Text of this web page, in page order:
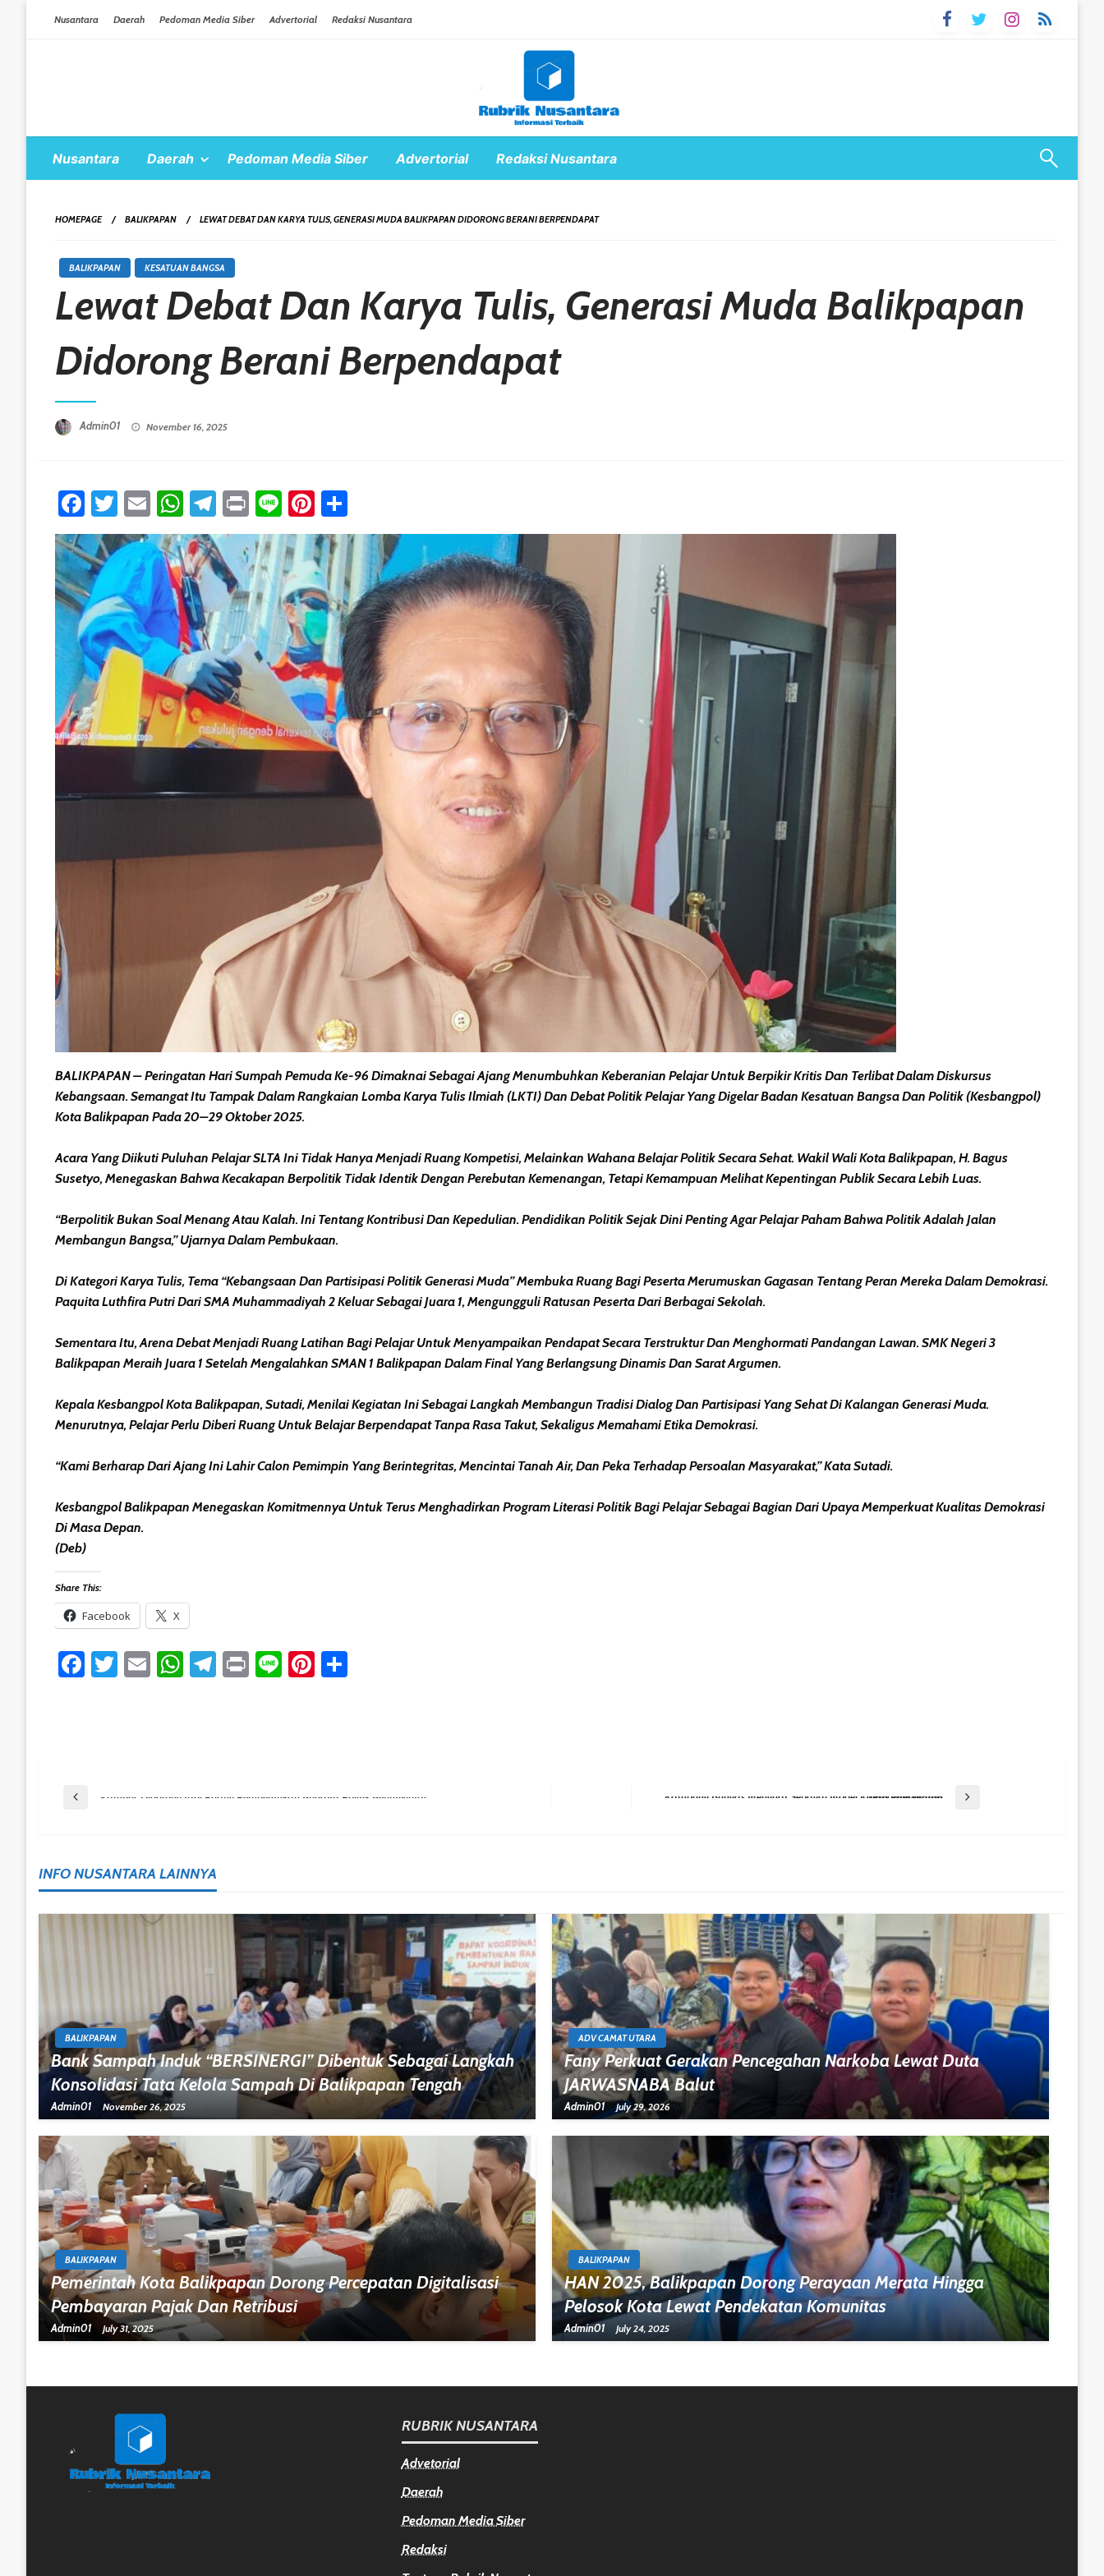
Nusantara Daerah Pedoman Media Siber Advertorial Redaksi Nusantara
Nusantara Daerah Pedoman Media Siber Advertorial Redaksi Nusantara
HOMEPAGE BALIKPAPAN LEWAT DEBAT DAN KARYA TULIS, GENERASI MUDA BALIKPAPAN DIDORONG BERANI BERPENDAPAT
BALIKPAPAN KESATUAN BANGSA
Lewat Debat Dan Karya Tulis, Generasi Muda Balikpapan
Didorong Berani Berpendapat
Admin01 November 16, 2025
Facebook
Twitter
EmailWhatsApp
Telegram
PrintLinePinterest
BALIKPAPAN – Peringatan Hari Sumpah Pemuda Ke-96 Dimaknai Sebagai Ajang Menumbuhkan Keberanian Pelajar Untuk Berpikir Kritis Dan Terlibat Dalam Diskursus
Kebangsaan. Semangat Itu Tampak Dalam Rangkaian Lomba Karya Tulis Ilmiah (LKTI) Dan Debat Politik Pelajar Yang Digelar Badan Kesatuan Bangsa Dan Politik (Kesbangpol)
Kota Balikpapan Pada 20–29 Oktober 2025.
Acara Yang Diikuti Puluhan Pelajar SLTA Ini Tidak Hanya Menjadi Ruang Kompetisi, Melainkan Wahana Belajar Politik Secara Sehat. Wakil Wali Kota Balikpapan, H. Bagus
Susetyo, Menegaskan Bahwa Kecakapan Berpolitik Tidak Identik Dengan Perebutan Kemenangan, Tetapi Kemampuan Melihat Kepentingan Publik Secara Lebih Luas.
“Berpolitik Bukan Soal Menang Atau Kalah. Ini Tentang Kontribusi Dan Kepedulian. Pendidikan Politik Sejak Dini Penting Agar Pelajar Paham Bahwa Politik Adalah Jalan
Membangun Bangsa,” Ujarnya Dalam Pembukaan.
Di Kategori Karya Tulis, Tema “Kebangsaan Dan Partisipasi Politik Generasi Muda” Membuka Ruang Bagi Peserta Merumuskan Gagasan Tentang Peran Mereka Dalam Demokrasi.
Paquita Luthfira Putri Dari SMA Muhammadiyah 2 Keluar Sebagai Juara 1, Mengungguli Ratusan Peserta Dari Berbagai Sekolah.
Sementara Itu, Arena Debat Menjadi Ruang Latihan Bagi Pelajar Untuk Menyampaikan Pendapat Secara Terstruktur Dan Menghormati Pandangan Lawan. SMK Negeri 3
Balikpapan Meraih Juara 1 Setelah Mengalahkan SMAN 1 Balikpapan Dalam Final Yang Berlangsung Dinamis Dan Sarat Argumen.
Kepala Kesbangpol Kota Balikpapan, Sutadi, Menilai Kegiatan Ini Sebagai Langkah Membangun Tradisi Dialog Dan Partisipasi Yang Sehat Di Kalangan Generasi Muda.
Menurutnya, Pelajar Perlu Diberi Ruang Untuk Belajar Berpendapat Tanpa Rasa Takut, Sekaligus Memahami Etika Demokrasi.
“Kami Berharap Dari Ajang Ini Lahir Calon Pemimpin Yang Berintegritas, Mencintai Tanah Air, Dan Peka Terhadap Persoalan Masyarakat,” Kata Sutadi.
Kesbangpol Balikpapan Menegaskan Komitmennya Untuk Terus Menghadirkan Program Literasi Politik Bagi Pelajar Sebagai Bagian Dari Upaya Memperkuat Kualitas Demokrasi
Di Masa Depan.
(Deb)
Share This:
Facebook X
Facebook
Twitter
EmailWhatsApp
Telegram
PrintLinePinterest
Post
Previous Post Kampus Didorong Jadi Ruang Pembentukan Budaya Politik Berintegritas Next Post Kampung Bungas Menguat Sebagai Model Kolaborasi Warga Dan Pemerintah
INFO NUSANTARA LAINNYA
BALIKPAPAN
Bank Sampah Induk “BERSINERGI” Dibentuk Sebagai Langkah
Konsolidasi Tata Kelola Sampah Di Balikpapan Tengah
Admin01 November 26, 2025
ADV CAMAT UTARA
Fany Perkuat Gerakan Pencegahan Narkoba Lewat Duta
JARWASNABA Balut
Admin01 July 29, 2026
BALIKPAPAN
Pemerintah Kota Balikpapan Dorong Percepatan Digitalisasi
Pembayaran Pajak Dan Retribusi
Admin01 July 31, 2025
BALIKPAPAN
HAN 2025, Balikpapan Dorong Perayaan Merata Hingga
Pelosok Kota Lewat Pendekatan Komunitas
Admin01 July 24, 2025
RUBRIK NUSANTARA
Advetorial
Daerah
Pedoman Media Siber
Redaksi